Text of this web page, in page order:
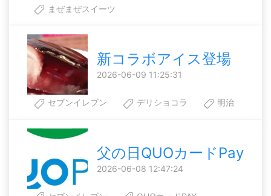
まぜまぜスイーツ
新コラボアイス登場
2026-06-09 11:25:31
セブンイレブン デリショコラ 明治
父の日QUOカードPay
2026-06-08 12:47:24